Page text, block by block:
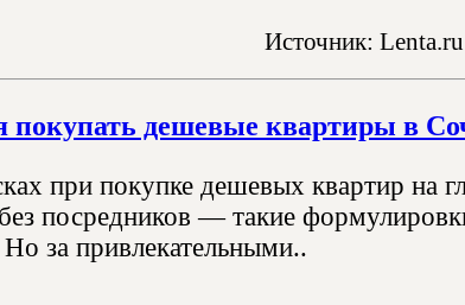
Источник:
покупать дешевые квартиры в
при покупке дешевых квартир на
посредников — такие
за привлекательными..